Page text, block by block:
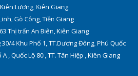
Lương, Kiên Giang
Gò Công, Tiền Giang
Thị trấn An Biên, Kiên Giang
4 Khu Phố 1, TT.Dương Đông, Phú Quốc
, Quốc Lộ 80 , TT. Tân Hiệp , Kiên Giang